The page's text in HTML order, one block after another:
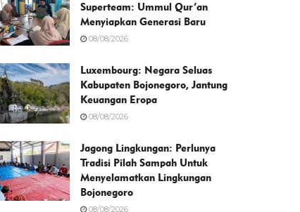
Superteam: Ummul Qur’an
Menyiapkan Generasi Baru
08/08/2026
Luxembourg: Negara Seluas
Kabupaten Bojonegoro, Jantung
Keuangan Eropa
08/08/2026
Jagong Lingkungan: Perlunya
Tradisi Pilah Sampah Untuk
Menyelamatkan Lingkungan
Bojonegoro
08/08/2026